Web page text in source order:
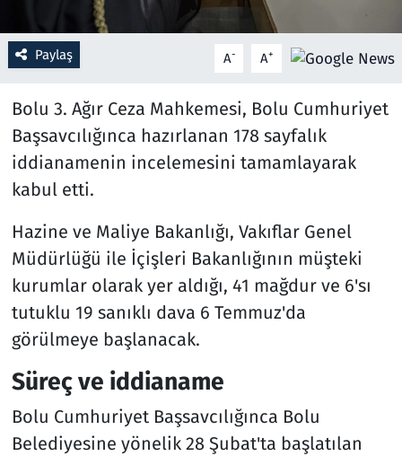
Paylaş A- A+
Bolu 3. Ağır Ceza Mahkemesi, Bolu Cumhuriyet
Başsavcılığınca hazırlanan 178 sayfalık
iddianamenin incelemesini tamamlayarak
kabul etti.
Hazine ve Maliye Bakanlığı, Vakıflar Genel
Müdürlüğü ile İçişleri Bakanlığının müşteki
kurumlar olarak yer aldığı, 41 mağdur ve 6'sı
tutuklu 19 sanıklı dava 6 Temmuz'da
görülmeye başlanacak.
Süreç ve iddianame
Bolu Cumhuriyet Başsavcılığınca Bolu
Belediyesine yönelik 28 Şubat'ta başlatılan
Savunma Sanayi
Seçim 2023
Spor
Teknoloji ve Bilim
Televizyon